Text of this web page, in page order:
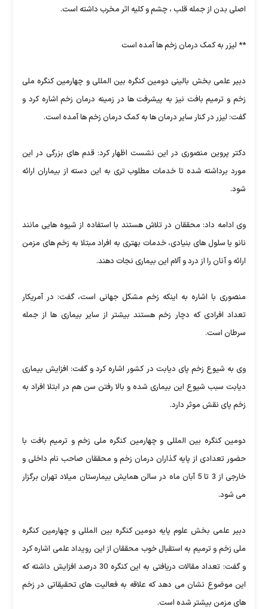
اصلی بدن از جمله قلب ، چشم و کلیه اثر مخرب داشته است.
** لیزر به کمک درمان زخم ها آمده است
دبیر علمی بخش بالینی دومین کنگره بین المللی و چهارمین کنگره ملی
زخم و ترمیم بافت نیز به پیشرفت ها در زمینه درمان زخم اشاره کرد و
گفت: لیزر در کنار سایر درمان ها به کمک درمان زخم ها آمده است.
دکتر پروین منصوری در این نشست اظهار کرد: قدم های بزرگی در این
مورد برداشته شده تا خدمات مطلوب تری به این دسته از بیماران ارائه
شود.
وی ادامه داد: محققان در تلاش هستند با استفاده از شیوه هایی مانند
نانو یا سلول های بنیادی، خدمات بهتری به افراد مبتلا به زخم های مزمن
ارائه و آنان را از درد و آلام این بیماری نجات دهند.
منصوری با اشاره به اینکه زخم مشکل جهانی است، گفت: در آمریکار
تعداد افرادی که دچار زخم هستند بیشتر از سایر بیماری ها از جمله
سرطان است.
وی به شیوع زخم پای دیابت در کشور اشاره کرد و گفت: افزایش بیماری
دیابت سبب شیوع این بیماری شده و بالا رفتن سن هم در ابتلا افراد به
زخم پای نقش موثر دارد.
دومین کنگره بین المللی و چهارمین کنگره ملی زخم و ترمیم بافت با
حضور تعدادی از پایه گذاران درمان زخم و محققان صاحب نام داخلی و
خارجی از 3 تا 5 آبان ماه در سالن همایش بیمارستان میلاد تهران برگزار
می شود.
دبیر علمی بخش علوم پایه دومین کنگره بین المللی و چهارمین کنگره
ملی زخم و ترمیم به استقبال خوب محققان از این رویداد علمی اشاره کرد
و گفت: تعداد مقالات دریافتی به این کنگره 30 درصد افزایش داشته که
این موضوع نشان می دهد که علاقه به فعالیت های تحقیقاتی در زخم
های مزمن بیشتر شده است.